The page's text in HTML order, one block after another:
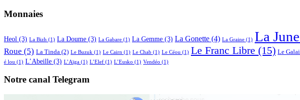
Monnaies
Heol (3) La Bizh (1) La Doume (3) La Gabare (1) La Gemme (3) La Gonette (4) La Graine (1) La June
Roue (5) La Tinda (2) Le Buzuk (1) Le Cairn (1) Le Chab (1) Le Céou (1) Le Franc Libre (15) Le
é lou (1) L’Abeille (3) L’Aïga (1) L’Elef (1) L’Eusko (1) Vendéo (1)
Notre canal Telegram